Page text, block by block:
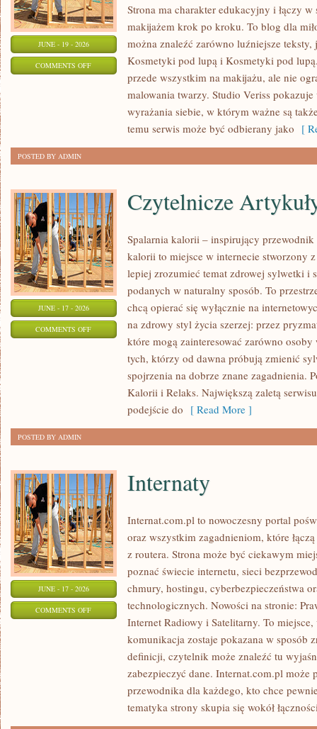
JUNE - 19 - 2026
COMMENTS OFFON
Strona ma charakter edukacyjny i łączy
makijażem krok po kroku. To blog dla
można znaleźć zarówno luźniejsze
Kosmetyki pod lupą i Kosmetyki pod
przede wszystkim na makijażu, ale nie
malowania twarzy. Studio Veriss
wyrażania siebie, w którym ważne są
temu serwis może być odbierany jako [
POSTED BY ADMIN
JUNE - 17 - 2026
COMMENTS OFFON
CZYTELNICZE
ARTYKUŁY
Czytelnicze
Spalarnia kalorii – inspirujący
kalorii to miejsce w internecie stworzony
lepiej zrozumieć temat zdrowej sylwetki i
podanych w naturalny sposób. To
chcą opierać się wyłącznie na
na zdrowy styl życia szerzej: przez
które mogą zainteresować zarówno
tych, którzy od dawna próbują zmienić
spojrzenia na dobrze znane zagadnienia.
Kalorii i Relaks. Największą zaletą
podejście do [ Read More ]
POSTED BY ADMIN
JUNE - 17 - 2026
COMMENTS OFFON
INTERNATY
Internaty
Internat.com.pl to nowoczesny portal
oraz wszystkim zagadnieniom, które
z routera. Strona może być ciekawym
poznać świecie internetu, sieci
chmury, hostingu, cyberbezpieczeństwa
technologicznych. Nowości na stronie:
Internet Radiowy i Satelitarny. To
komunikacja zostaje pokazana w sposób
definicji, czytelnik może znaleźć tu
zabezpieczyć dane. Internat.com.pl może
przewodnika dla każdego, kto chce
tematyka strony skupia się wokół